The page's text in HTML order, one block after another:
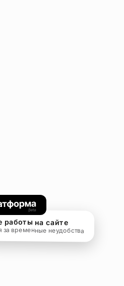
работы на сайте
за временные неудобства